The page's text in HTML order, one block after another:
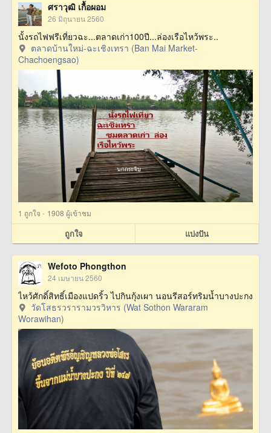
ศราวุฒิ เกื้อผอม
26 มิถุนายน 2560
นั้งรถไฟฟรีเที่ยวฉะ...ตลาดเก่า100ปี...ล่องเรือไหว้พระ..
ตลาดบ้านใหม่-ฉะเชิงเทรา (Ban Mai Market-
Chachoengsao)
1 ถูกใจ · 1908 ผู้เข้าชม
ถูกใจ แบ่งปัน
Wefoto Phongthon
24 เมษายน 2560
ไหว้ศักดิ์สิทธิ์เมืองแปดริ้ว ไปกินกุ้งเผา นอนรีสอร์ทริมน้ำบางปะกง
วัดโสธรวรารามวรวิหาร (Wat Sothon Wararam
Worawihan)